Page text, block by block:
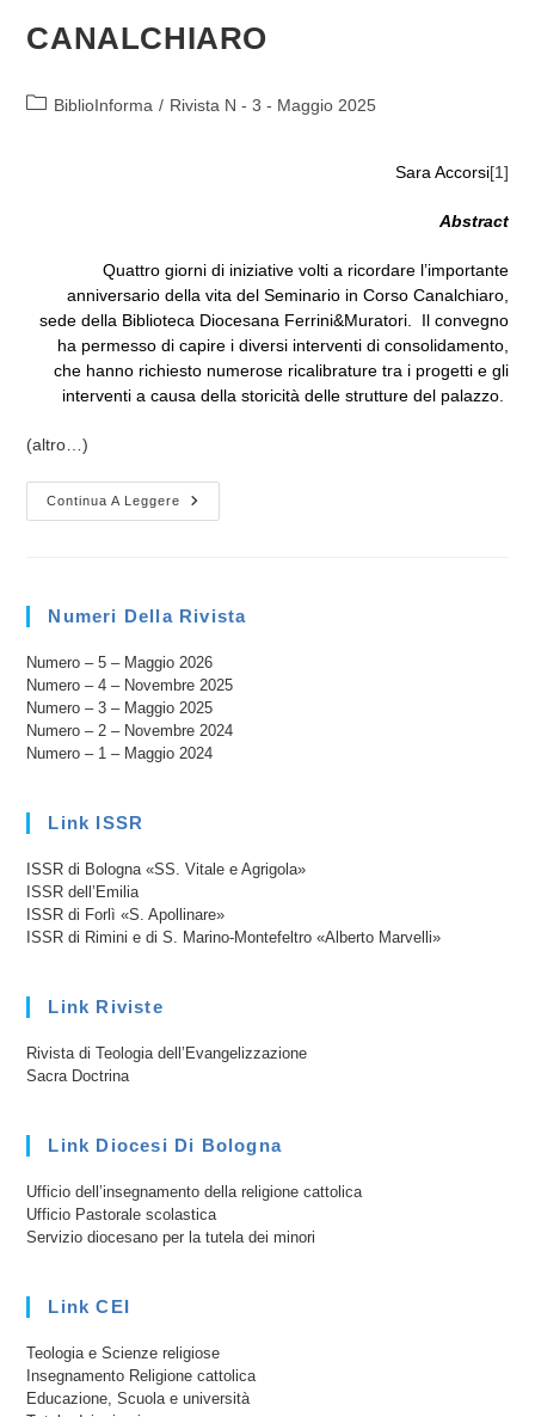
CANALCHIARO
Categoria
BiblioInforma / Rivista N - 3 - Maggio 2025
Sara Accorsi[1]
Abstract
Quattro giorni di iniziative volti a ricordare l’importante
anniversario della vita del Seminario in Corso Canalchiaro,
sede della Biblioteca Diocesana Ferrini&Muratori. Il convegno
ha permesso di capire i diversi interventi di consolidamento,
che hanno richiesto numerose ricalibrature tra i progetti e gli
interventi a causa della storicità delle strutture del palazzo.
(altro…)
Continua A Leggere
1825-
2025,
CORSO
Numeri Della Rivista
Numero – 5 – Maggio 2026
Numero – 4 – Novembre 2025
Numero – 3 – Maggio 2025
Numero – 2 – Novembre 2024
Numero – 1 – Maggio 2024
Link ISSR
ISSR di Bologna «SS. Vitale e Agrigola»
ISSR dell’Emilia
ISSR di Forlì «S. Apollinare»
ISSR di Rimini e di S. Marino-Montefeltro «Alberto Marvelli»
Link Riviste
Rivista di Teologia dell’Evangelizzazione
Sacra Doctrina
Link Diocesi Di Bologna
Ufficio dell’insegnamento della religione cattolica
Ufficio Pastorale scolastica
Servizio diocesano per la tutela dei minori
Link CEI
Teologia e Scienze religiose
Insegnamento Religione cattolica
Educazione, Scuola e università